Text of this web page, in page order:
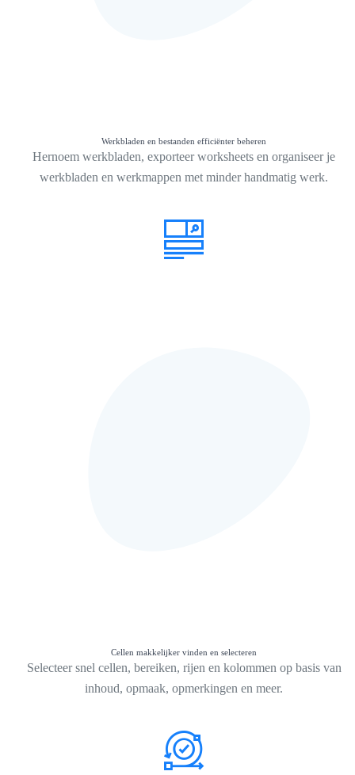
Werkbladen en bestanden efficiënter beheren
Hernoem werkbladen, exporteer worksheets en organiseer je
werkbladen en werkmappen met minder handmatig werk.
Cellen makkelijker vinden en selecteren
Selecteer snel cellen, bereiken, rijen en kolommen op basis van
inhoud, opmaak, opmerkingen en meer.